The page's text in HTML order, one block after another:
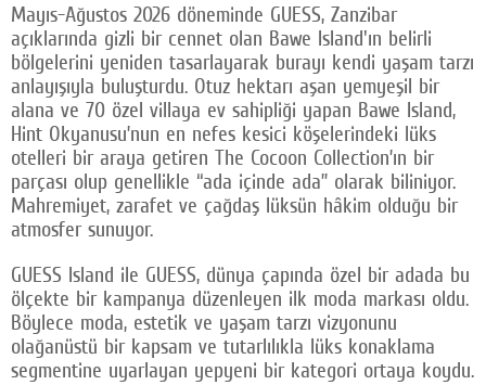
Mayıs-Ağustos 2026 döneminde GUESS, Zanzibar
açıklarında gizli bir cennet olan Bawe Island'ın belirli
bölgelerini yeniden tasarlayarak burayı kendi yaşam tarzı
anlayışıyla buluşturdu. Otuz hektarı aşan yemyeşil bir
alana ve 70 özel villaya ev sahipliği yapan Bawe Island,
Hint Okyanusu’nun en nefes kesici köşelerindeki lüks
otelleri bir araya getiren The Cocoon Collection’ın bir
parçası olup genellikle “ada içinde ada” olarak biliniyor.
Mahremiyet, zarafet ve çağdaş lüksün hâkim olduğu bir
atmosfer sunuyor.
GUESS Island ile GUESS, dünya çapında özel bir adada bu
ölçekte bir kampanya düzenleyen ilk moda markası oldu.
Böylece moda, estetik ve yaşam tarzı vizyonunu
olağanüstü bir kapsam ve tutarlılıkla lüks konaklama
segmentine uyarlayan yepyeni bir kategori ortaya koydu.